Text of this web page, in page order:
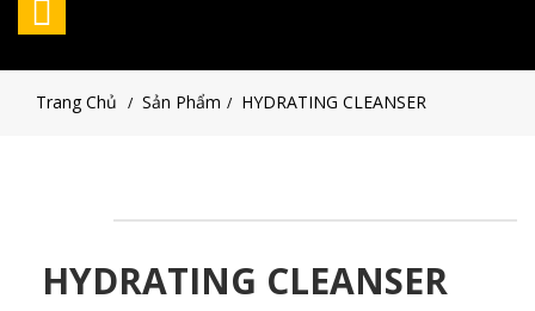
Trang Chủ / Sản Phẩm / HYDRATING CLEANSER
HYDRATING CLEANSER